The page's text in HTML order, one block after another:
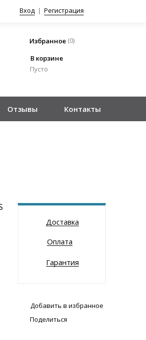
Вход | Регистрация
Избранное (0)
В корзине
Пусто
Отзывы Контакты
Доставка
Оплата
Гарантия
Добавить в избранное
Поделиться